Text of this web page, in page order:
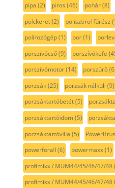
pipa (2) piros (46) pohár(8)
polckeret(2) polisztirol fűrész
polírozógép(1) por(1)
porszívócső(9) porszívókefe
porszívómotor(14) porszűrő
porzsák(25) porzsák nélküli (9)
porzsáktartóbetét(5)
porzsáktartóidom(5)
porzsáktartóvilla (5)
powerforall (6) powermaxx(1)
profimixx / MUM44/45/46/47/48
profimixx / MUM44/45/46/47/48